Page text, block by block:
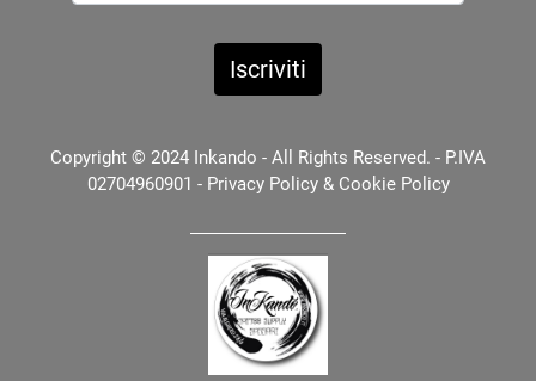
Copyright © 2024 Inkando - All Rights Reserved. - P.IVA
02704960901 - Privacy Policy& Cookie Policy